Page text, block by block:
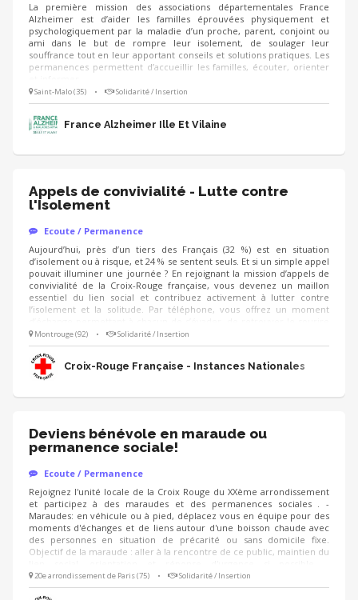
La première mission des associations départementales France
Alzheimer est d’aider les familles éprouvées physiquement et
psychologiquement par la maladie d’un proche, parent, conjoint ou
ami dans le but de rompre leur isolement, de soulager leur
souffrance tout en leur apportant conseils et solutions pratiques. Les
permanences permettent d’accueillir les familles, écouter, orienter
Saint-Malo (35) • Solidarité / Insertion
France Alzheimer Ille Et Vilaine
Appels de convivialité - Lutte contre
l'Isolement
Ecoute / Permanence
Aujourd’hui, près d’un tiers des Français (32 %) est en situation
d’isolement ou à risque, et 24 % se sentent seuls. Et si un simple appel
pouvait illuminer une journée ? En rejoignant la mission d’appels de
convivialité de la Croix-Rouge française, vous devenez un maillon
essentiel du lien social et contribuez activement à lutter contre
l’isolement et la solitude. Par téléphone, vous offrez un moment
et de se sentir considéré. Cette mission s’adresse à toute personne
qui en ressent le besoin sans distinction : personnes âgées,
personnes en situation de handicap, aidants, parents isolés, jeunes,
personnes précaires, …
Montrouge (92) • Solidarité / Insertion
Croix-Rouge Française - Instances Nationales
Deviens bénévole en maraude ou
permanence sociale!
Ecoute / Permanence
Rejoignez l'unité locale de la Croix Rouge du XXème arrondissement
et participez à des maraudes et des permanences sociales . -
Maraudes: en véhicule ou à pied, déplacez vous en équipe pour des
moments d'échanges et de liens autour d'une boisson chaude avec
des personnes en situation de précarité ou sans domicile fixe.
Objectif de la maraude : aller à la rencontre de ce public, maintien du
Permanences : au sein de nos locaux, accueil et orientation du public
pour les accompagner dans des besoins divers (comprendre des
20e arrondissement de Paris (75) • Solidarité / Insertion